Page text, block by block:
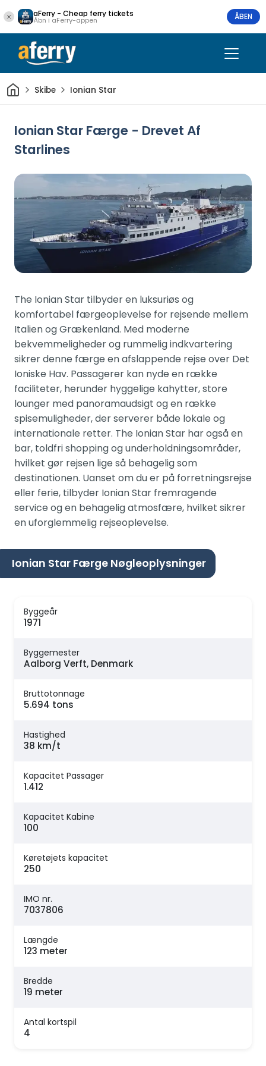
aFerry - Cheap ferry tickets
Åbn i aFerry-appen ÅBEN
HjemSkibe Ionian Star
Ionian Star Færge - Drevet Af
Starlines
The Ionian Star tilbyder en luksuriøs og
komfortabel færgeoplevelse for rejsende mellem
Italien og Grækenland. Med moderne
bekvemmeligheder og rummelig indkvartering
sikrer denne færge en afslappende rejse over Det
Ioniske Hav. Passagerer kan nyde en række
faciliteter, herunder hyggelige kahytter, store
lounger med panoramaudsigt og en række
spisemuligheder, der serverer både lokale og
internationale retter. The Ionian Star har også en
bar, toldfri shopping og underholdningsområder,
hvilket gør rejsen lige så behagelig som
destinationen. Uanset om du er på forretningsrejse
eller ferie, tilbyder Ionian Star fremragende
service og en behagelig atmosfære, hvilket sikrer
en uforglemmelig rejseoplevelse.
Ionian Star Færge Nøgleoplysninger
Byggeår
1971
Byggemester
Aalborg Verft, Denmark
Bruttotonnage
5.694 tons
Hastighed
38 km/t
Kapacitet Passager
1.412
Kapacitet Kabine
100
Køretøjets kapacitet
250
IMO nr.
7037806
Længde
123 meter
Bredde
19 meter
Antal kortspil
4